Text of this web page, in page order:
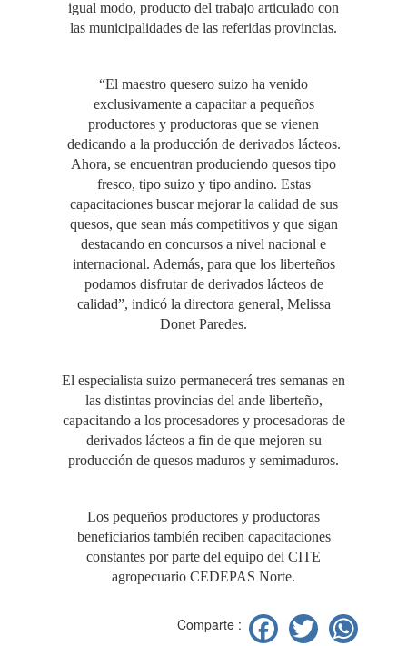
igual modo, producto del trabajo articulado con
las municipalidades de las referidas provincias.
“El maestro quesero suizo ha venido
exclusivamente a capacitar a pequeños
productores y productoras que se vienen
dedicando a la producción de derivados lácteos.
Ahora, se encuentran produciendo quesos tipo
fresco, tipo suizo y tipo andino. Estas
capacitaciones buscar mejorar la calidad de sus
quesos, que sean más competitivos y que sigan
destacando en concursos a nivel nacional e
internacional. Además, para que los liberteños
podamos disfrutar de derivados lácteos de
calidad”, indicó la directora general, Melissa
Donet Paredes.
El especialista suizo permanecerá tres semanas en
las distintas provincias del ande liberteño,
capacitando a los procesadores y procesadoras de
derivados lácteos a fin de que mejoren su
producción de quesos maduros y semimaduros.
Los pequeños productores y productoras
beneficiarios también reciben capacitaciones
constantes por parte del equipo del CITE
agropecuario CEDEPAS Norte.
Comparte : Facebook
Twitter